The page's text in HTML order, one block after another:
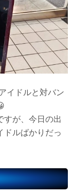
イドルと対バン
すが、今日の出
ドルばかりだっ